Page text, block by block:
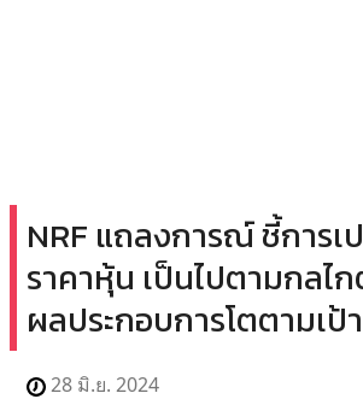
NRF แถลงการณ์ ชี้การ
ราคาหุ้น เป็นไปตามกลไ
ผลประกอบการโตตามเป้า
28 มิ.ย. 2024